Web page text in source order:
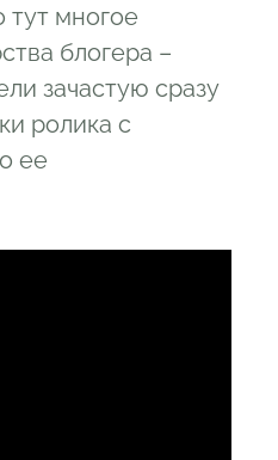
тут многое
блогера –
зачастую сразу
ролика с
ее